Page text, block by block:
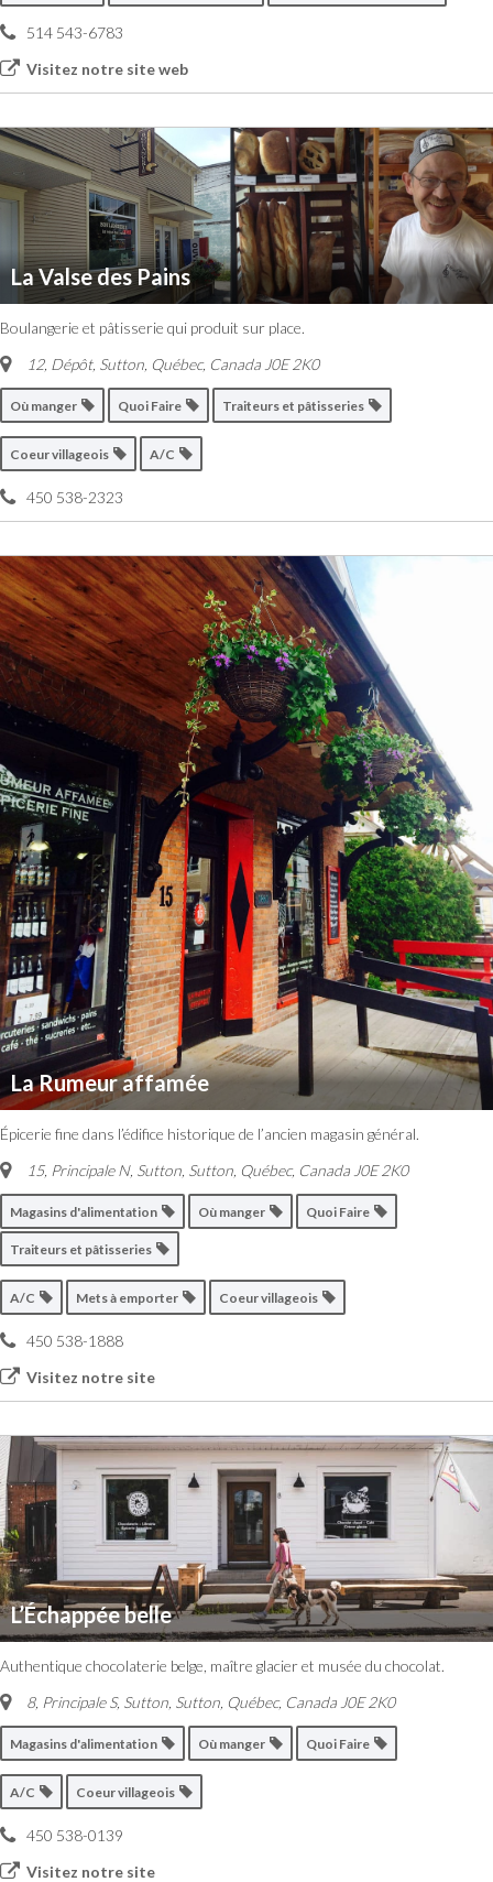
514 543-6783
Visitez notre site web
La Valse des Pains
Boulangerie et pâtisserie qui produit sur place.
12, Dépôt, Sutton Québec, Canada J0E 2K0
Où manger Quoi Faire Traiteurs et pâtisseries
Coeur villageois A/C
450 538-2323
La Rumeur affamée
Épicerie fine dans l’édifice historique de l’ancien magasin général.
15, Principale N, Sutton Sutton, Québec, Canada J0E 2K0
Magasins d'alimentation Où manger Quoi Faire
Traiteurs et pâtisseries
A/C Mets à emporter Coeur villageois
450 538-1888
Visitez notre site
L’Échappée belle
Authentique chocolaterie belge, maître glacier et musée du chocolat.
8, Principale S, Sutton Sutton, Québec, Canada J0E 2K0
Magasins d'alimentation Où manger Quoi Faire
A/C Coeur villageois
450 538-0139
Visitez notre site